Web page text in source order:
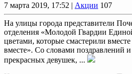
7 марта 2019, 17:52 | Акции 107
На улицы города представители
отделения «Молодой Гвардии
цветами, которые смастерили
вместе». Со словами поздравлений
прекрасных девушек, ...